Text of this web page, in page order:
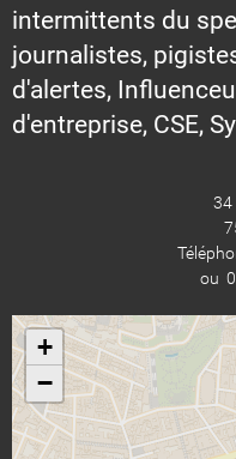
intermittents du
journalistes,
d'alertes,
d'entreprise, CSE,
34
ou
+
−